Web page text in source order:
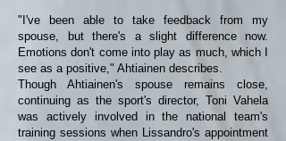
"I've been able to take feedback from my
spouse, but there's a slight difference now.
Emotions don't come into play as much, which I
see as a positive," Ahtiainen describes.
Though Ahtiainen's spouse remains close,
continuing as the sport's director, Toni Vahela
was actively involved in the national team's
training sessions when Lissandro's appointment